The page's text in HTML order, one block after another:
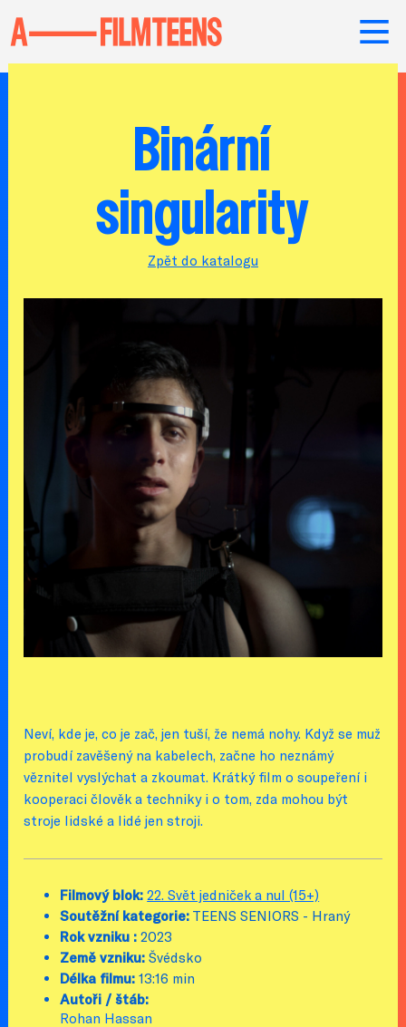
Binární
singularity
Zpět do katalogu
Neví, kde je, co je zač, jen tuší, že nemá nohy. Když se muž
probudí zavěšený na kabelech, začne ho neznámý
věznitel vyslýchat a zkoumat. Krátký film o soupeření i
kooperaci člověk a techniky i o tom, zda mohou být
stroje lidské a lidé jen stroji.
Filmový blok:22. Svět jedniček a nul (15+)
Soutěžní kategorie: TEENS SENIORS - Hraný
Rok vzniku : 2023
Země vzniku: Švédsko
Délka filmu: 13:16 min
Autoři / štáb:
Rohan Hassan